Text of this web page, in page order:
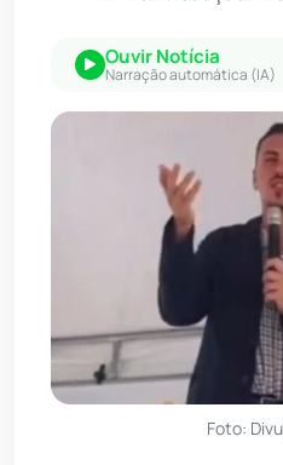
Ouvir Notícia
Narração automática (IA)
Foto: